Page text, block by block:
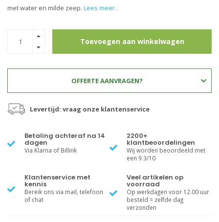
met water en milde zeep. Lees meer..
Toevoegen aan winkelwagen
OFFERTE AANVRAGEN?
Levertijd: vraag onze klantenservice
Betaling achteraf na 14
dagen
Via Klarna of Billink
2200+
klantbeoordelingen
Wij worden beoordeeld met
een 9.3/10
Klantenservice met
kennis
Bereik ons via mail, telefoon
of chat
Veel artikelen op
voorraad
Op werkdagen voor 12.00 uur
besteld = zelfde dag
verzonden